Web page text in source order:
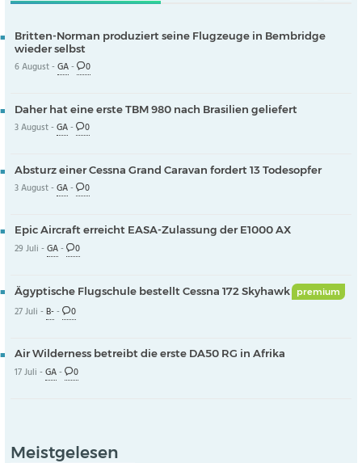
Britten-Norman produziert seine Flugzeuge in Bembridge
wieder selbst
6 August -GA- 0
Daher hat eine erste TBM 980 nach Brasilien geliefert
3 August -GA- 0
Absturz einer Cessna Grand Caravan fordert 13 Todesopfer
3 August -GA- 0
Epic Aircraft erreicht EASA-Zulassung der E1000 AX
29 Juli -GA- 0
Ägyptische Flugschule bestellt Cessna 172 Skyhawk premium
27 Juli -B-- 0
Air Wilderness betreibt die erste DA50 RG in Afrika
17 Juli -GA- 0
Meistgelesen